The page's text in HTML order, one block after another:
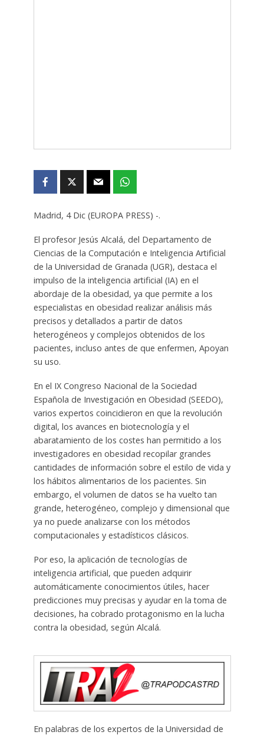
Madrid, 4 Dic (EUROPA PRESS) -.
El profesor Jesús Alcalá, del Departamento de
Ciencias de la Computación e Inteligencia Artificial
de la Universidad de Granada (UGR), destaca el
impulso de la inteligencia artificial (IA) en el
abordaje de la obesidad, ya que permite a los
especialistas en obesidad realizar análisis más
precisos y detallados a partir de datos
heterogéneos y complejos obtenidos de los
pacientes, incluso antes de que enfermen, Apoyan
su uso.
En el IX Congreso Nacional de la Sociedad
Española de Investigación en Obesidad (SEEDO),
varios expertos coincidieron en que la revolución
digital, los avances en biotecnología y el
abaratamiento de los costes han permitido a los
investigadores en obesidad recopilar grandes
cantidades de información sobre el estilo de vida y
los hábitos alimentarios de los pacientes. Sin
embargo, el volumen de datos se ha vuelto tan
grande, heterogéneo, complejo y dimensional que
ya no puede analizarse con los métodos
computacionales y estadísticos clásicos.
Por eso, la aplicación de tecnologías de
inteligencia artificial, que pueden adquirir
automáticamente conocimientos útiles, hacer
predicciones muy precisas y ayudar en la toma de
decisiones, ha cobrado protagonismo en la lucha
contra la obesidad, según Alcalá.
En palabras de los expertos de la Universidad de